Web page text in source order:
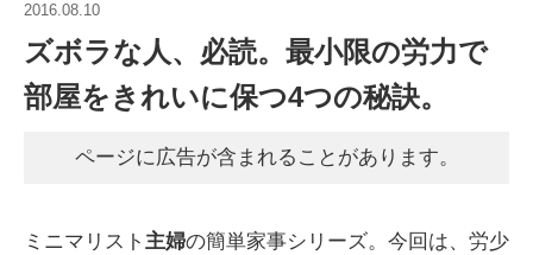
2016.08.10
ズボラな人、必読。最小限の労力で
部屋をきれいに保つ4つの秘訣。
ページに広告が含まれることがあります。
ミニマリスト 主婦の簡単家事シリーズ。今回は、労少